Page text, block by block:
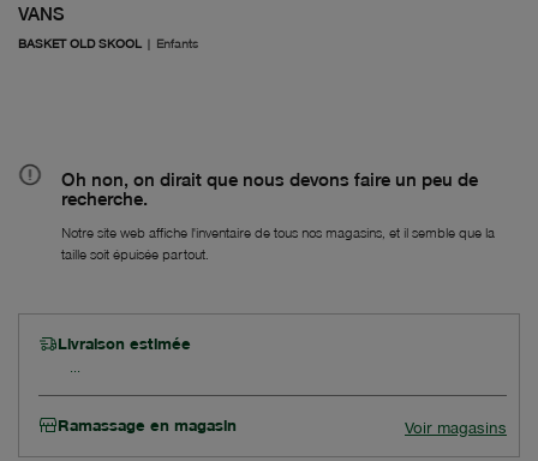
VANS
BASKET OLD SKOOL | Enfants
Oh non, on dirait que nous devons faire un peu de
recherche.
Notre site web affiche l'inventaire de tous nos magasins, et il semble que la
taille soit épuisée partout.
Livraison estimée
Ramassage en magasin Voir magasins